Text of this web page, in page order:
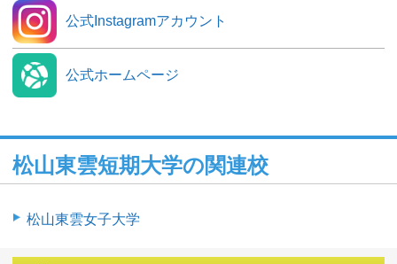
公式Instagramアカウント
公式ホームページ
松山東雲短期大学の関連校
松山東雲女子大学